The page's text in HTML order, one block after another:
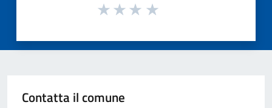
Contatta il comune